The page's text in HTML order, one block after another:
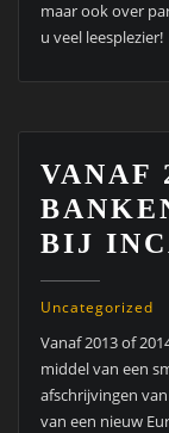
maar ook over
u veel leesplezier!
VANAF
BIJ
Uncategorized
Vanaf 2013 of
middel van een
afschrijvingen
van een nieuw